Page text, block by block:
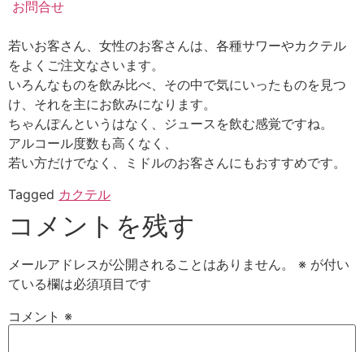
お問合せ
若いお客さん、女性のお客さんは、各種サワーやカクテル
をよくご注文なさいます。
いろんなものを飲み比べ、その中で気にいったものを見つ
け、それを主にお飲みになります。
ちゃんぽんというはなく、ジュースを飲む感覚ですね。
アルコール度数も高くなく、
若い方だけでなく、ミドルのお客さんにもおすすめです。
Tagged カクテル
コメントを残す
メールアドレスが公開されることはありません。 ※ が付い
ている欄は必須項目です
コメント ※